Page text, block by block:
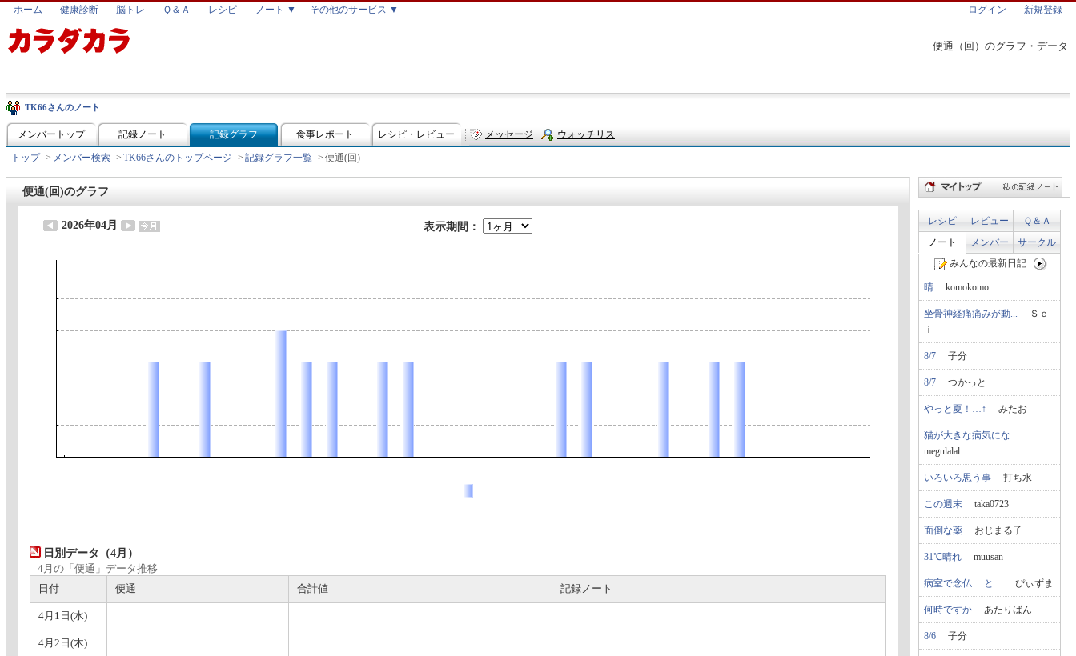
便通（回）のグラフ・データ
ホーム 健康診断 脳トレ Ｑ＆Ａ レシピ ノート ▼ その他のサービス ▼ ログイン 新規登録
TK66さんのノート
メンバートップ 記録ノート 記録グラフ 食事レポート レシピ・レビュー メッセージ ウォッチリス
トップ > メンバー検索 > TK66さんのトップページ > 記録グラフ一覧 > 便通(回)
便通(回)のグラフ
2026年04月 表示期間：
日別データ（4月）
4月の「便通」データ推移
日付
便通 合計値 記録ノート
4月1日(水)
4月2日(木)
レシピ レビュー
Ｑ＆Ａ
ノート
メンバー
サークル
みんなの最新日記
晴 komokomo
坐骨神経痛痛みが動... Ｓｅ
ｉ
8/7 子分
8/7 つかっと
やっと夏！…↑ みたお
猫が大きな病気にな...
megulalal...
いろいろ思う事 打ち水
この週末 taka0723
面倒な薬 おじまる子
31℃晴れ muusan
病室で念仏… と ... ぴぃずま
何時ですか あたりばん
8/6 子分